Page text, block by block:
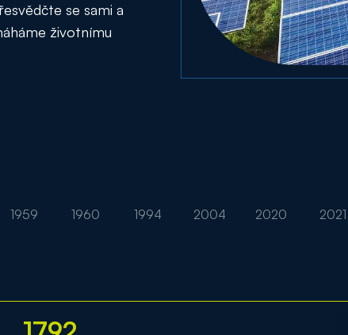
se sami a
životnímu
1959 1960 1994 2004 2020 2021